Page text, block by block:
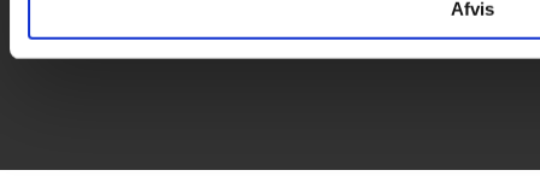
Afvis